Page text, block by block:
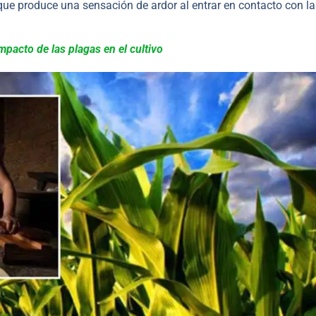
produce una sensación de ardor al entrar en contacto con
de las plagas en el cultivo